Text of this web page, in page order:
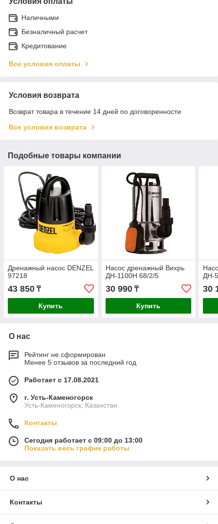
Наличными
Безналичный расчет
Кредитование
Все условия оплаты
Условия возврата
Возврат товара в течение 14 дней по договоренности
Все условия возврата
Подобные товары компании
Дренажный насос DENZEL
97218
43 850 ₸
Купить
Насос дренажный Вихрь
ДН-1100Н 68/2/5
30 990₸
Купить
ДН-
30
О нас
Рейтинг не сформирован
Менее 5 отзывов за последний год
Работает с 17.08.2021
г. Усть-Каменогорск
Усть-Каменогорск, Казахстан
Контакты
Сегодня работает с 09:00 до 13:00
Показать весь график работы
О нас
Контакты